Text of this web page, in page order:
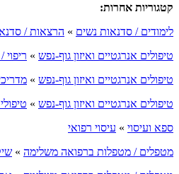
קטגוריות אחרות:
לימודים / סדנאות נשים » הרצאות /
טיפולים אנרגטיים ואיזון גוף-נפש » ריפוי
טיפולים אנרגטיים ואיזון גוף-נפש »
טיפולים אנרגטיים ואיזון גוף-נפש »
ספא ועיסוי » עיסוי רפואי
מטפלים / מטפלות ברפואה משלימה »